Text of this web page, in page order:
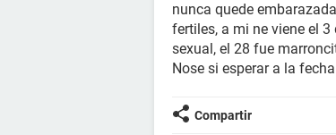
nunca quede
fertiles, a mi ne viene el
sexual, el 28 fue
Nose si esperar a la
Compartir